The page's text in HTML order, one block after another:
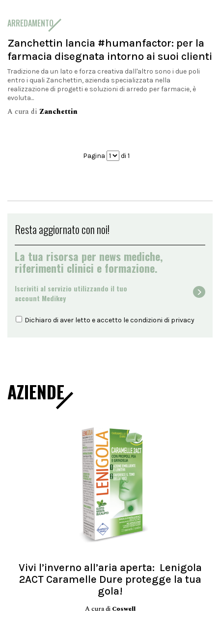
ARREDAMENTO
Zanchettin lancia #humanfactor: per la
farmacia disegnata intorno ai suoi clienti
Tradizione da un lato e forza creativa dall'altro sono i due poli
entro i quali Zanchettin, azienda specializzata nella
realizzazione di progetti e soluzioni di arredo per farmacie, è
evoluta...
A cura di Zanchettin
Pagina di 1
Resta aggiornato con noi!
La tua risorsa per news mediche,
riferimenti clinici e formazione.
Iscriviti al servizio utilizzando il tuo
account Medikey
Dichiaro di aver letto e accetto le condizioni di privacy
AZIENDE
Vivi l’inverno all’aria aperta: Lenigola
2ACT Caramelle Dure protegge la tua
gola!
A cura di Coswell